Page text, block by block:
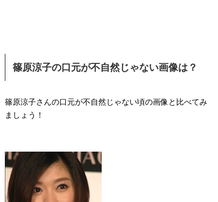
篠原涼子の口元が不自然じゃない画像は？
篠原涼子さんの口元が不自然じゃない頃の画像と比べてみ
ましょう！